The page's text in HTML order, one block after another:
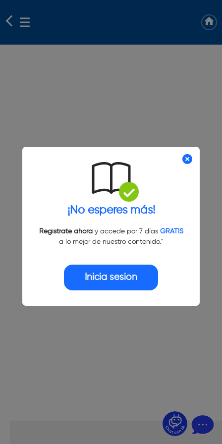
¡No esperes más!
Regístrate ahoray accede por 7 días GRATIS
a lo mejor de nuestro contenido."
Inicia sesión